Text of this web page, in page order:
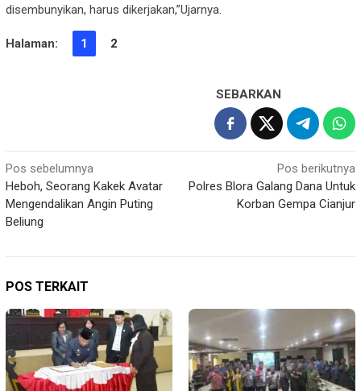
disembunyikan, harus dikerjakan,”Ujarnya.
Halaman: 1 2
SEBARKAN
Navigasi
pos
Pos sebelumnya
Heboh, Seorang Kakek Avatar
Mengendalikan Angin Puting
Beliung
Pos berikutnya
Polres Blora Galang Dana Untuk
Korban Gempa Cianjur
POS TERKAIT